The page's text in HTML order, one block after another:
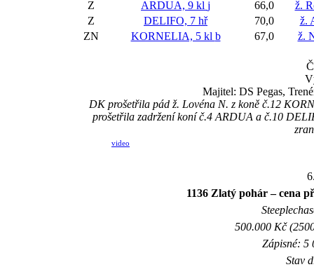
Z ARDUA, 9 kl j 66,0
ž.
Z
DELIFO, 7 hř 70,0
ž.
ZN
KORNELIA, 5 kl b 67,0 ž.
Majitel: DS Pegas,
DK prošetřila pád ž. Lovéna N. z koně č.12
prošetřila zadržení koní č.4 ARDUA a č.10
video
1136 Zlatý pohár – cena
500.000 Kč
Zápisné: 5
Stav